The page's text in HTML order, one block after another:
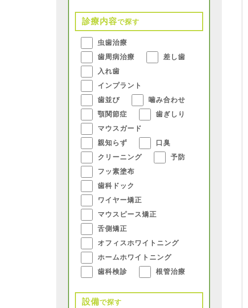
診療内容で探す
虫歯治療
歯周病治療
差し歯
入れ歯
インプラント
歯並び
噛み合わせ
顎関節症
歯ぎしり
マウスガード
親知らず
口臭
クリーニング
予防
フッ素塗布
歯科ドック
ワイヤー矯正
マウスピース矯正
舌側矯正
オフィスホワイトニング
ホームホワイトニング
歯科検診
根管治療
設備で探す